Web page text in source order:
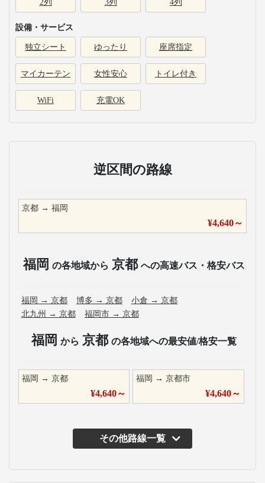
2列 3列 4列
設備・サービス
独立シート ゆったり 座席指定
マイカーテン 女性安心 トイレ付き
WiFi 充電OK
逆区間の路線
京都 → 福岡
¥4,640～
福岡 の各地域から 京都 への高速バス・格安バス
福岡 → 京都 博多 → 京都 小倉 → 京都
北九州 → 京都 福岡市 → 京都
福岡 から 京都 の各地域への最安値/格安一覧
福岡 → 京都
¥4,640～
福岡 →京都市
¥4,640～
その他路線一覧